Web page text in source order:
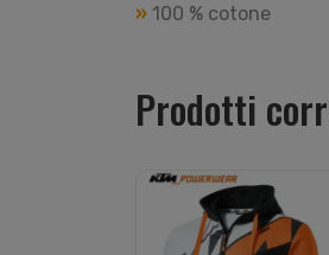
» 100 % cotone
Prodotti